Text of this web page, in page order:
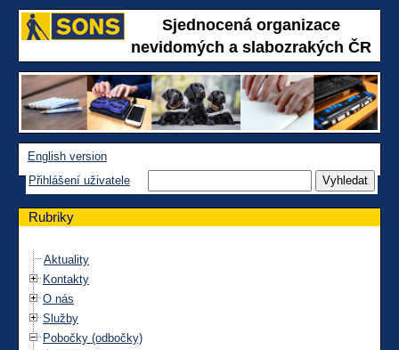
Sjednocená organizace
nevidomých a slabozrakých ČR
English version
Přihlášení uživatele
Rubriky
Aktuality
Kontakty
O nás
Služby
Pobočky (odbočky)